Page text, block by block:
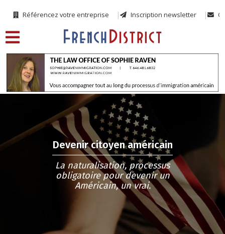
Référencez votre entreprise Inscription newsletter
Devenir citoyen américain
La naturalisation, processus
obligatoire pour devenir un
Américain, un vrai.